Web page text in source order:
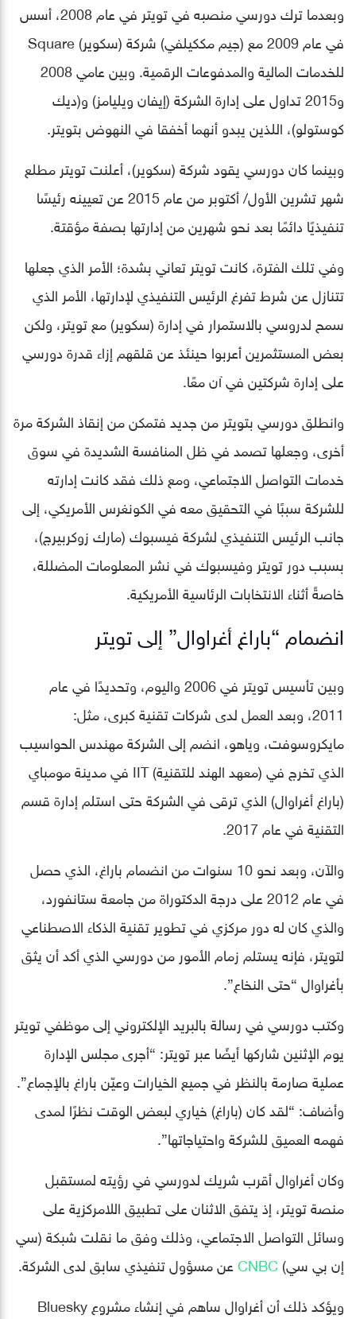
وبعدما ترك دورسي منصبه في تويتر في عام 2008، أسس
في عام 2009 مع (جيم مككيلفي) شركة (سكوير) Square
للخدمات المالية والمدفوعات الرقمية. وبين عامي 2008
و2015 تداول على إدارة الشركة (إيفان ويليامز) و(ديك
كوستولو)، اللذين يبدو أنهما أخفقا في النهوض بتويتر.
وبينما كان دورسي يقود شركة (سكوير)، أعلنت تويتر مطلع
شهر تشرين الأول/ أكتوبر من عام 2015 عن تعيينه رئيسًا
تنفيذيًا دائمًا بعد نحو شهرين من إدارتها بصفة مؤقتة.
وفي تلك الفترة، كانت تويتر تعاني بشدة؛ الأمر الذي جعلها
تتنازل عن شرط تفرغ الرئيس التنفيذي لإدارتها، الأمر الذي
سمح لدروسي بالاستمرار في إدارة (سكوير) مع تويتر، ولكن
بعض المستثمرين أعربوا حينئذ عن قلقهم إزاء قدرة دورسي
على إدارة شركتين في آن معًا.
وانطلق دورسي بتويتر من جديد فتمكن من إنقاذ الشركة مرة
أخرى، وجعلها تصمد في ظل المنافسة الشديدة في سوق
خدمات التواصل الاجتماعي، ومع ذلك فقد كانت إدارته
للشركة سببًا في التحقيق معه في الكونغرس الأمريكي، إلى
جانب الرئيس التنفيذي لشركة فيسبوك (مارك زوكربيرج)،
بسبب دور تويتر وفيسبوك في نشر المعلومات المضللة،
خاصةً أثناء الانتخابات الرئاسية الأمريكية.
انضمام “باراغ أغراوال” إلى تويتر
وبين تأسيس تويتر في 2006 واليوم، وتحديدًا في عام
2011، وبعد العمل لدى شركات تقنية كبرى، مثل:
مايكروسوفت، وياهو، انضم إلى الشركة مهندس الحواسيب
الذي تخرج في (معهد الهند للتقنية) IIT في مدينة مومباي
(باراغ أغراوال) الذي ترقى في الشركة حتى استلم إدارة قسم
التقنية في عام 2017.
والآن، وبعد نحو 10 سنوات من انضمام باراغ، الذي حصل
في عام 2012 على درجة الدكتوراة من جامعة ستانفورد،
والذي كان له دور مركزي في تطوير تقنية الذكاء الاصطناعي
لتويتر، فإنه يستلم زمام الأمور من دورسي الذي أكد أن يثق
بأغراوال “حتى النخاع”.
وكتب دورسي في رسالة بالبريد الإلكتروني إلى موظفي تويتر
يوم الإثنين شاركها أيضًا عبر تويتر: “أجرى مجلس الإدارة
عملية صارمة بالنظر في جميع الخيارات وعيّن باراغ بالإجماع”.
وأضاف: “لقد كان (باراغ) خياري لبعض الوقت نظرًا لمدى
فهمه العميق للشركة واحتياجاتها”.
وكان أغراوال أقرب شريك لدورسي في رؤيته لمستقبل
منصة تويتر، إذ يتفق الاثنان على تطبيق اللامركزية على
وسائل التواصل الاجتماعي، وذلك وفق ما نقلت شبكة (سي
إن بي سي)CNBCعن مسؤول تنفيذي سابق لدى الشركة.
ويؤكد ذلك أن أغراوال ساهم في إنشاء مشروع Bluesky